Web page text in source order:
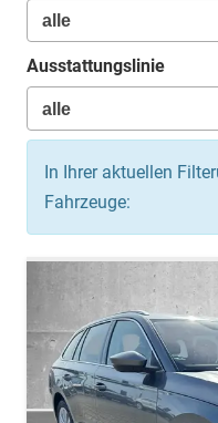
Ausstattungslinie
In Ihrer aktuellen
Fahrzeuge: